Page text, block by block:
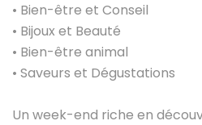
• Bien-être et Conseil
• Bijoux et Beauté
• Bien-être animal
• Saveurs et Dégustations
Un week-end riche en